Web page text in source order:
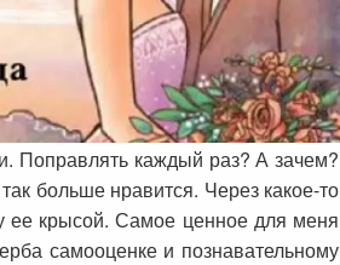
Поправлять каждый раз? А зачем?
больше нравится. Через какое-то
ее крысой. Самое ценное для меня
самооценке и познавательному